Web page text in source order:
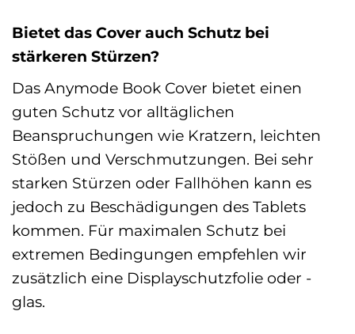
Bietet das Cover auch Schutz bei
stärkeren Stürzen?
Das Anymode Book Cover bietet einen
guten Schutz vor alltäglichen
Beanspruchungen wie Kratzern, leichten
Stößen und Verschmutzungen. Bei sehr
starken Stürzen oder Fallhöhen kann es
jedoch zu Beschädigungen des Tablets
kommen. Für maximalen Schutz bei
extremen Bedingungen empfehlen wir
zusätzlich eine Displayschutzfolie oder -
glas.